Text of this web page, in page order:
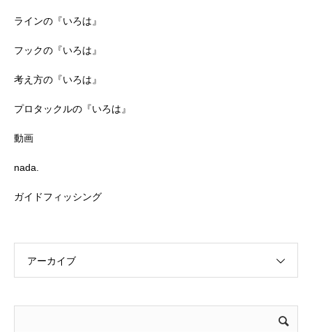
ラインの『いろは』
フックの『いろは』
考え方の『いろは』
プロタックルの『いろは』
動画
nada.
ガイドフィッシング
アーカイブ